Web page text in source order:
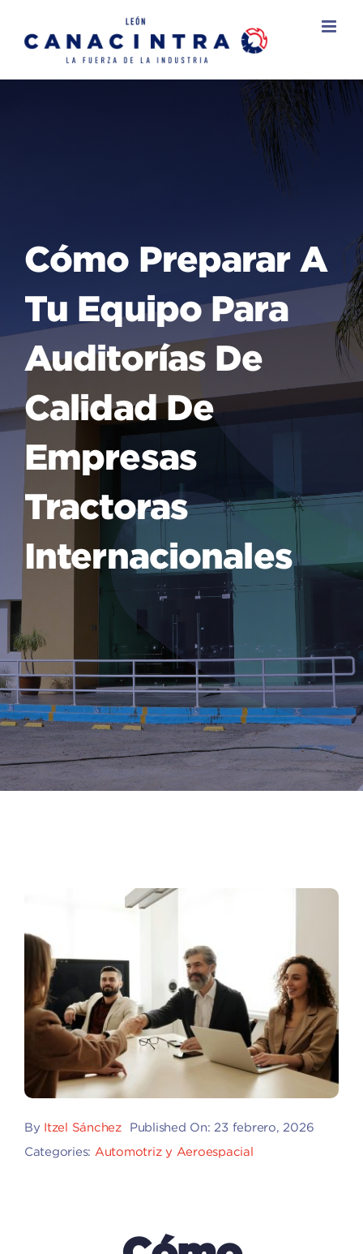
Cómo Preparar A
Tu Equipo Para
Auditorías De
Calidad De
Empresas
Tractoras
Internacionales
By Itzel Sánchez
Published On: 23 febrero, 2026
Categories: Automotriz y Aeroespacial